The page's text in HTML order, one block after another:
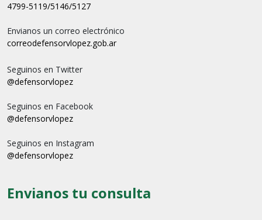
4799-5119/5146/5127
Envianos un correo electrónico
correodefensorvlopez.gob.ar
Seguinos en Twitter
@defensorvlopez
Seguinos en Facebook
@defensorvlopez
Seguinos en Instagram
@defensorvlopez
Envianos tu consulta